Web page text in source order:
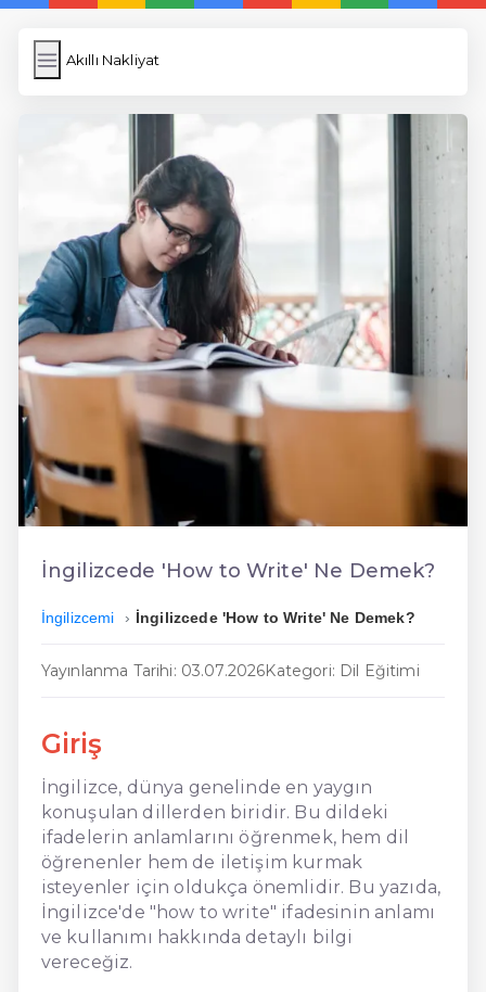
Akıllı Nakliyat
Akıllı Nakliyat
Képfeltöltés
Wordpress Cache
Anasayfa
5 Günde İngilizce
İngilizce
Dil Eğitimi
En Hızlı İngilizce
En Kolay İngilizce
En Ucuz İngilizce
En Uygun İngilizce
Hızlı İngilizce
İngilizcede 'How to Write' Ne Demek?
İngilizcemi İngilizcede 'How to Write' Ne Demek?
Yayınlanma Tarihi: 03.07.2026Kategori: Dil Eğitimi
Giriş
İngilizce, dünya genelinde en yaygın
konuşulan dillerden biridir. Bu dildeki
ifadelerin anlamlarını öğrenmek, hem dil
öğrenenler hem de iletişim kurmak
isteyenler için oldukça önemlidir. Bu yazıda,
İngilizce'de "how to write" ifadesinin anlamı
ve kullanımı hakkında detaylı bilgi
vereceğiz.